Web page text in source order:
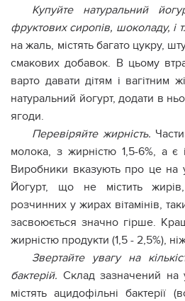
Купуйте натуральний
фруктових сиропів, шоколаду, і
на жаль, містять багато цукру,
смакових добавок. В цьому
варто давати дітям і вагітним
натуральний йогурт, додати в
ягоди.
Перевіряйте жирність.
молока, з жирністю 1,5-6%, а є
Виробники вказують про це на
Йогурт, що не містить
розчинних у жирах вітамінів,
засвоюється значно гірше.
жирністю продукти (1,5 - 2,5%),
Звертайте увагу на
бактерій. Склад зазначений на
містять ацидофільні бактерії